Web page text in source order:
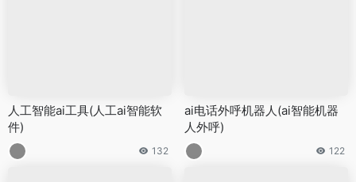
人工智能ai工具(人工ai智能软
件)
132
ai电话外呼机器人(ai智能机器
人外呼)
122